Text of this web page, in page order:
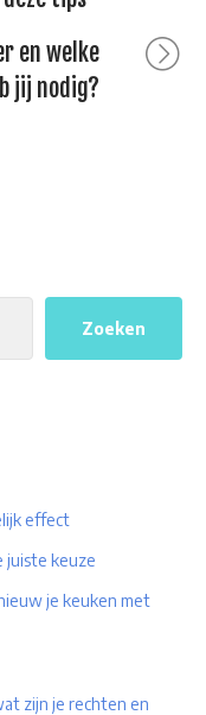
en welke
jij nodig?
Zoeken
effect
juiste keuze
je keuken met
zijn je rechten en